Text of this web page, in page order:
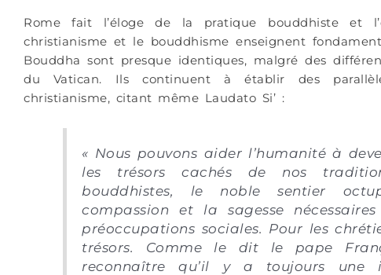
Rome fait l’éloge de la pratique bouddhiste et
christianisme et le bouddhisme enseignent
Bouddha sont presque identiques, malgré des
du Vatican. Ils continuent à établir des
christianisme, citant même Laudato Si’ :
« Nous pouvons aider l’humanité à
les trésors cachés de nos
bouddhistes, le noble sentier
compassion et la sagesse
préoccupations sociales. Pour les
trésors. Comme le dit le pape
reconnaître qu’il y a toujours une